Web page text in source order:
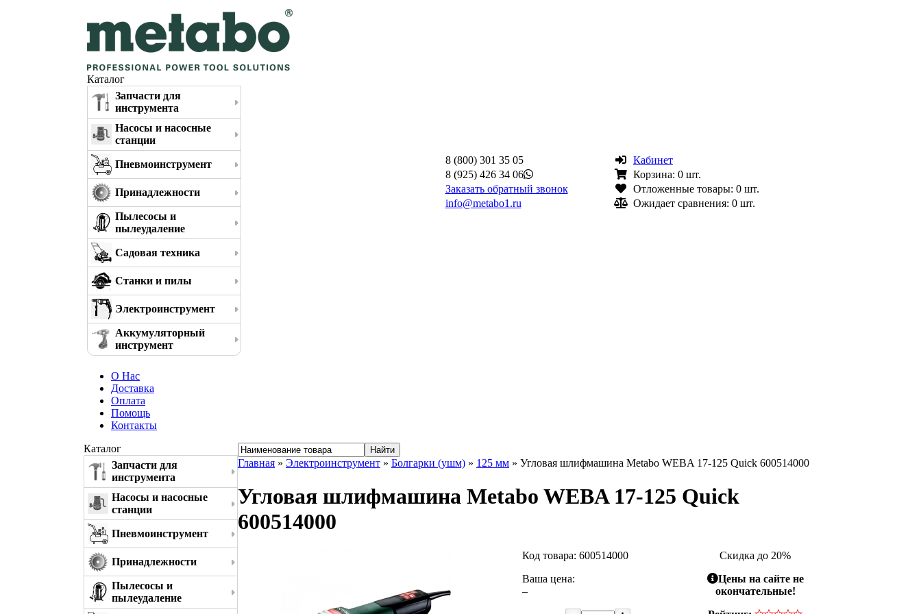
Каталог
Запчасти для
инструмента
Насосы и насосные
станции
Пневмоинструмент
Принадлежности
Пылесосы и
пылеудаление
Садовая техника
Станки и пилы
Электроинструмент
Аккумуляторный
инструмент
8 (800) 301 35 05
8 (925) 426 34 06
Заказать обратный звонок
info@metabo1.ru
Кабинет
Корзина: 0 шт.
Отложенные товары: 0 шт.
Ожидает сравнения: 0 шт.
О Нас
Доставка
Оплата
Помощь
Контакты
Каталог
Запчасти для
инструмента
Насосы и насосные
станции
Пневмоинструмент
Принадлежности
Пылесосы и
пылеудаление
Главная » Электроинструмент » Болгарки (ушм) » 125 мм » Угловая шлифмашина Metabo WEBA 17-125 Quick 600514000
Угловая шлифмашина Metabo WEBA 17-125 Quick
600514000
Код товара: 600514000
Ваша цена:
–
Скидка до 20%
Цены на сайте не
окончательные!